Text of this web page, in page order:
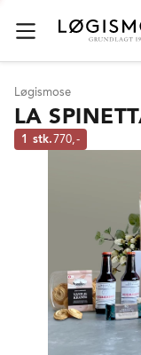
Løgismose
LA
1 stk.770,-